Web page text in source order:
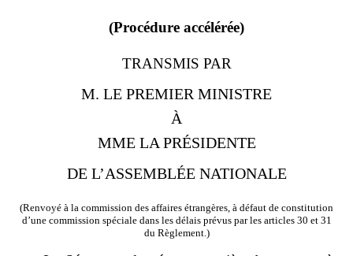
(Procédure accélérée)
TRANSMIS PAR
M. LE PREMIER MINISTRE
À
MME LA PRÉSIDENTE
DE L’ASSEMBLÉE NATIONALE
(Renvoyé à la commission des affaires étrangères, à défaut de constitution
d’une commission spéciale dans les délais prévus par les articles 30 et 31
du Règlement.)